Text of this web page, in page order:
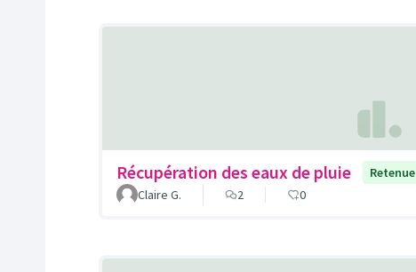
Récupération des eaux de pluie
Retenue
Claire G.
2 0